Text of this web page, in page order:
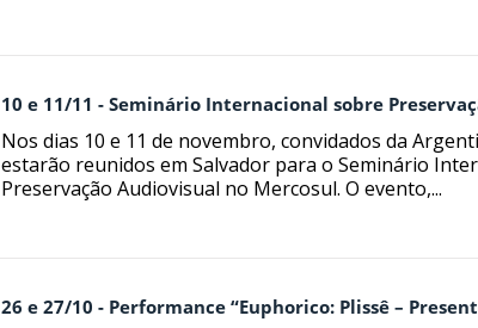
10 e 11/11 - Seminário Internacional sobre
Nos dias 10 e 11 de novembro, convidados da
estarão reunidos em Salvador para o Seminário
Preservação Audiovisual no Mercosul. O evento,...
26 e 27/10 - Performance “Euphorico: Plissê –